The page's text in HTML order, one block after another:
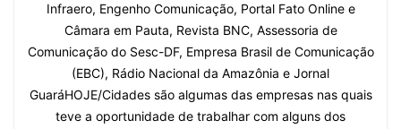
Infraero, Engenho Comunicação, Portal Fato Online e
Câmara em Pauta, Revista BNC, Assessoria de
Comunicação do Sesc-DF, Empresa Brasil de Comunicação
(EBC), Rádio Nacional da Amazônia e Jornal
GuaráHOJE/Cidades são algumas das empresas nas quais
teve a oportunidade de trabalhar com alguns dos